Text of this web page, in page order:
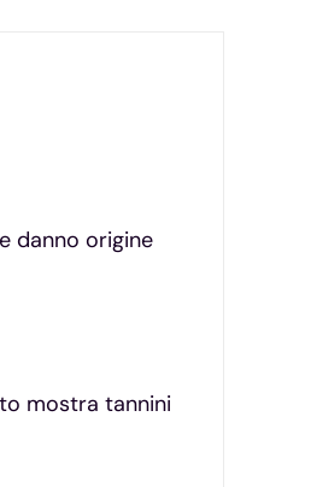
danno origine
mostra tannini